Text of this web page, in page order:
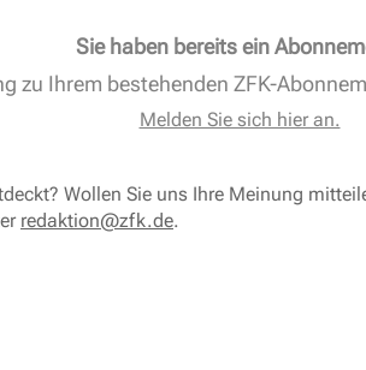
Sie haben bereits ein
zu Ihrem bestehenden ZFK-
Melden Sie sich hier an.
Wollen Sie uns Ihre Meinung
redaktion@zfk.de.